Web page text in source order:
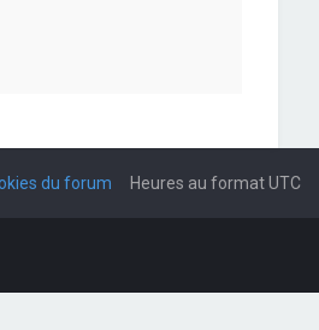
Heures au formatUTC
du forum